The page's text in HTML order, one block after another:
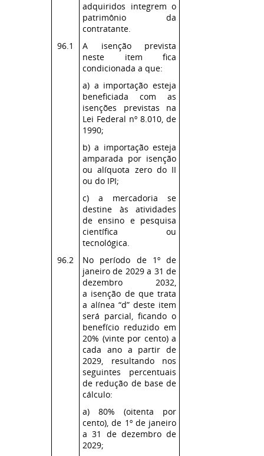
adquiridos integrem o
patrimônio da
contratante.
96.1
A isenção prevista
neste item fica
condicionada a que:
a) a importação esteja
beneficiada com as
isenções previstas na
Lei Federal nº 8.010, de
1990;
b) a importação esteja
amparada por isenção
ou alíquota zero do II
ou do IPI;
c) a mercadoria se
destine às atividades
de ensino e pesquisa
científica ou
tecnológica.
96.2
No período de 1º de
janeiro de 2029 a 31 de
dezembro 2032,
a isenção de que trata
a alínea “d” deste item
será parcial, ficando o
benefício reduzido em
20% (vinte por cento) a
cada ano a partir de
2029, resultando nos
seguintes percentuais
de redução de base de
cálculo:
a) 80% (oitenta por
cento), de 1º de janeiro
a 31 de dezembro de
2029;